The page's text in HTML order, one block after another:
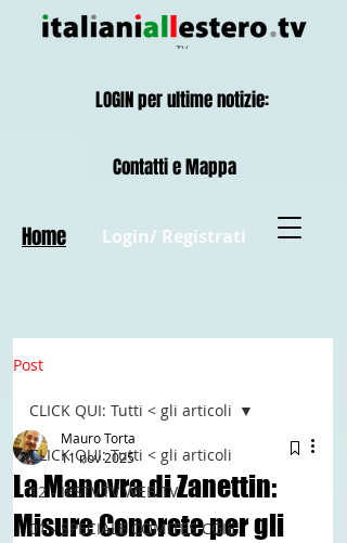
Login/ Registrati
Contatti e Mappa
Home
LOGIN per ultime notizie:
Post
CLICK QUI: Tutti < gli articoli
12 - IESTV.TV WEB TV
01 - SPECIALE COMITES CGIE
CLICK QUI: Tutti < gli articoli
La Manovra di Zanettin:
Misure Concrete per gli
Mauro Torta
11 nov 2025